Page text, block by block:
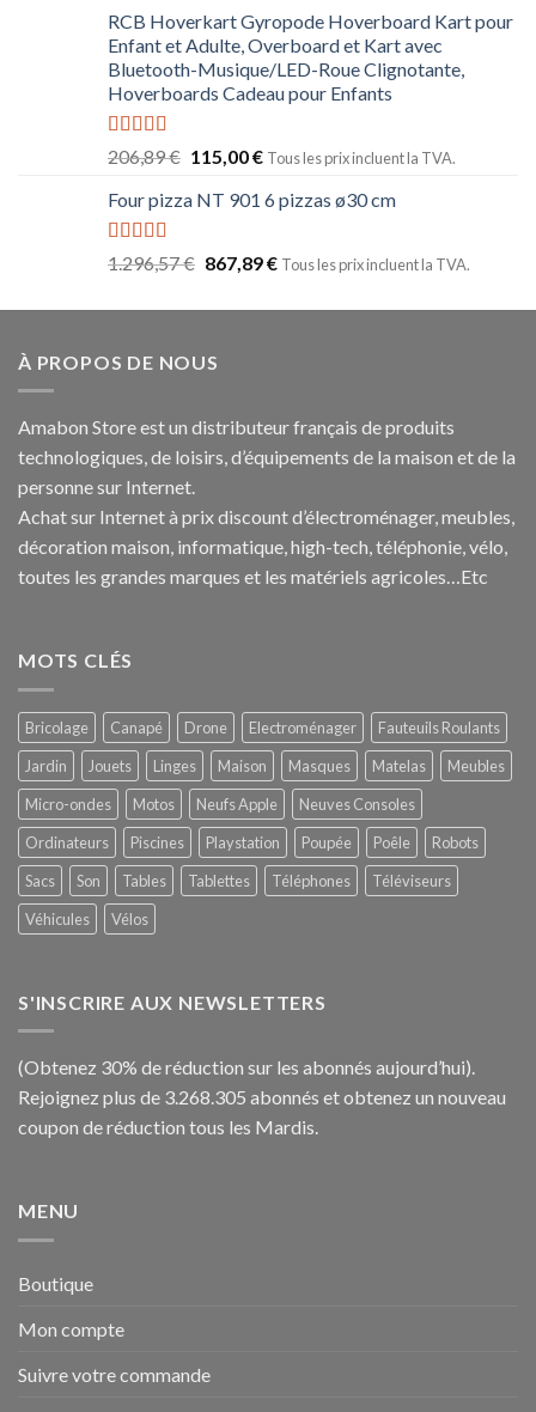
RCB Hoverkart Gyropode Hoverboard Kart pour
Enfant et Adulte, Overboard et Kart avec
Bluetooth-Musique/LED-Roue Clignotante,
Hoverboards Cadeau pour Enfants
Note5.00
sur 5
206,89€ 115,00€ Tous les prix incluent la TVA.
Four pizza NT 901 6 pizzas ø30 cm
Note5.00
1.296,57€ 867,89€ Tous les prix incluent la TVA.
À PROPOS DE NOUS
Amabon Store est un distributeur français de produits
technologiques, de loisirs, d’équipements de la maison et de la
personne sur Internet.
Achat sur Internet à prix discount d’électroménager, meubles,
décoration maison, informatique, high-tech, téléphonie, vélo,
toutes les grandes marques et les matériels agricoles…Etc
MOTS CLÉS
Bricolage Canapé Drone Electroménager
Fauteuils Roulants
Jardin
Jouets Linges Maison Masques Matelas
Meubles
Micro-ondes
Motos Neufs Apple
Neuves Consoles
Ordinateurs
Piscines Playstation Poupée Poêle
Robots
Sacs
Son Tables Tablettes Téléphones
Téléviseurs
Véhicules
Vélos
S'INSCRIRE AUX NEWSLETTERS
(Obtenez 30% de réduction sur les abonnés aujourd’hui).
Rejoignez plus de 3.268.305 abonnés et obtenez un nouveau
coupon de réduction tous les Mardis.
MENU
Boutique
Mon compte
Suivre votre commande